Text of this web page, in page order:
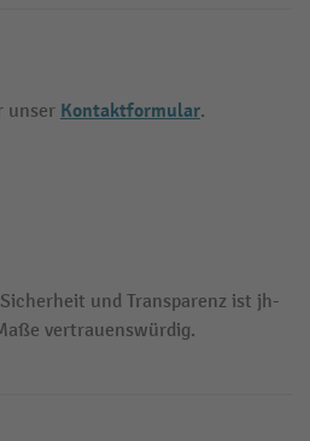
unser Kontaktformular.
und Transparenz ist jh-
vertrauenswürdig.